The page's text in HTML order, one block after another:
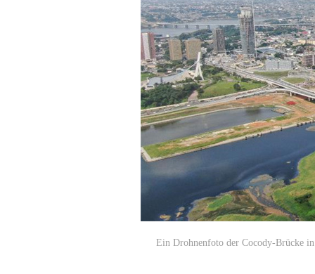
Ein Drohnenfoto der Cocody-Brücke